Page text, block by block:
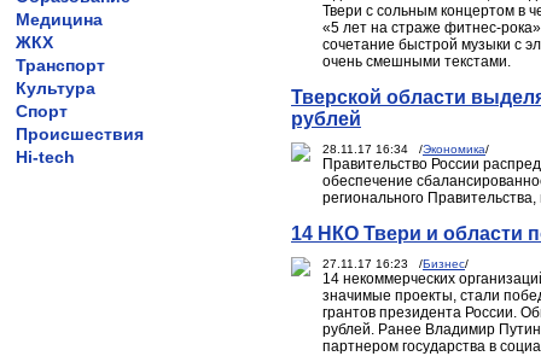
Медицина
ЖКХ
Транспорт
Культура
Спорт
Происшествия
Hi-tech
Твери с сольным концертом в
«5 лет на страже фитнес-
сочетание быстрой музыки с
очень смешными текстами.
Тверской области
рублей
28.11.17 16:34 /Экономика/
Правительство России
обеспечение
регионального
14 НКО Твери и области
27.11.17 16:23 /Бизнес/
14 некоммерческих
значимые проекты, стали
грантов президента России.
рублей. Ранее Владимир
партнером государства в